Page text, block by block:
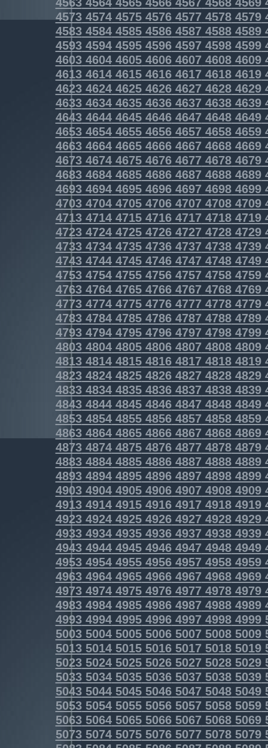
4573457445754576457745784579
4583458445854586458745884589
4593459445954596459745984599
4603460446054606460746084609
4613461446154616461746184619
4623462446254626462746284629
4633463446354636463746384639
4643464446454646464746484649
4653465446554656465746584659
4663466446654666466746684669
4673467446754676467746784679
4683468446854686468746884689
4693469446954696469746984699
4703470447054706470747084709
4713471447154716471747184719
4723472447254726472747284729
4733473447354736473747384739
4743474447454746474747484749
4753475447554756475747584759
4763476447654766476747684769
4773477447754776477747784779
4783478447854786478747884789
4793479447954796479747984799
4803480448054806480748084809
4813481448154816481748184819
4823482448254826482748284829
4833483448354836483748384839
4843484448454846484748484849
4853485448554856485748584859
4863486448654866486748684869
4873487448754876487748784879
4883488448854886488748884889
4893489448954896489748984899
4903490449054906490749084909
4913491449154916491749184919
4923492449254926492749284929
4933493449354936493749384939
4943494449454946494749484949
4953495449554956495749584959
4963496449654966496749684969
4973497449754976497749784979
4983498449854986498749884989
4993499449954996499749984999
5003500450055006500750085009
5013501450155016501750185019
5023502450255026502750285029
5033503450355036503750385039
5043504450455046504750485049
5053505450555056505750585059
5063506450655066506750685069
5073507450755076507750785079